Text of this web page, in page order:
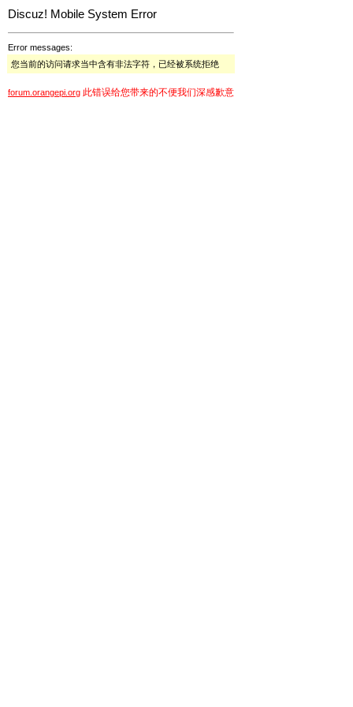
Discuz! Mobile System Error
Error messages:
您当前的访问请求当中含有非法字符，已经被系统拒绝
forum.orangepi.org 此错误给您带来的不便我们深感歉意